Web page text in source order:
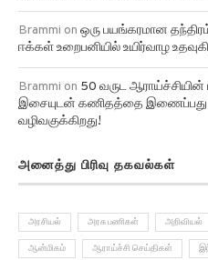
Brammi on ஒரு பயங்கரமான
ஈக்கள் உறைபனியில் உயிர்வாழ
Brammi on 50 வருட ஆராய்ச்சியின்
இசையுடன் கணிதத்தை இணைப்பது
வழிவகுக்கிறது!
அனைத்து பிரிவு தகவல்கள்
அரசியல் அரசு பணிகள் அறிவியல்
ஆன்மிகம் ஆராய்ச்சி செய்திகள்